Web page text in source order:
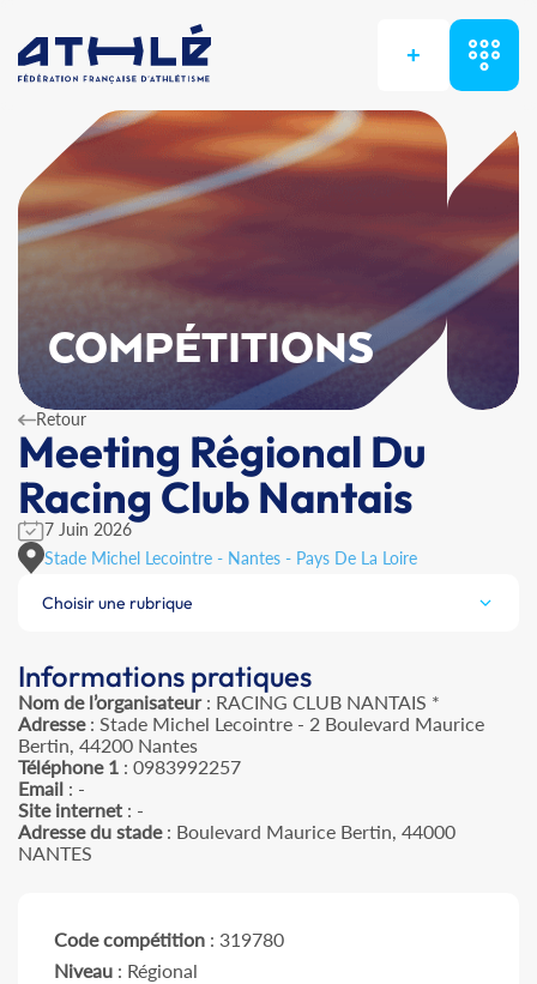
+
COMPÉTITIONS
Retour
Meeting Régional Du
Racing Club Nantais
7 Juin 2026
Stade Michel Lecointre - Nantes - Pays De La Loire
Choisir une rubrique
Informations pratiques
Nom de l’organisateur: RACING CLUB NANTAIS *
Adresse: Stade Michel Lecointre - 2 Boulevard Maurice
Bertin, 44200 Nantes
Téléphone 1 : 0983992257
Email : -
Site internet : -
Adresse du stade: Boulevard Maurice Bertin, 44000
NANTES
Code compétition : 319780
Niveau : Régional